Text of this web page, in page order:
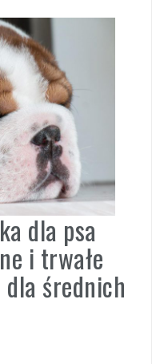
dla psa
i trwałe
średnich